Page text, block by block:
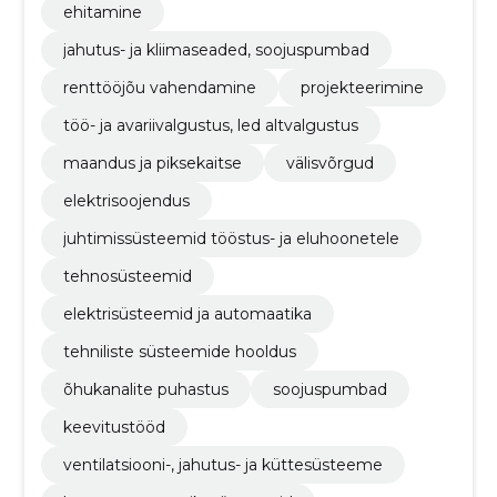
ehitamine
jahutus- ja kliimaseaded, soojuspumbad
renttööjõu vahendamine
projekteerimine
töö- ja avariivalgustus, led altvalgustus
maandus ja piksekaitse
välisvõrgud
elektrisoojendus
juhtimissüsteemid tööstus- ja eluhoonetele
tehnosüsteemid
elektrisüsteemid ja automaatika
tehniliste süsteemide hooldus
õhukanalite puhastus
soojuspumbad
keevitustööd
ventilatsiooni-, jahutus- ja küttesüsteeme